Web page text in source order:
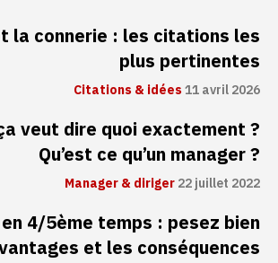
la connerie : les citations les
plus pertinentes
Citations & idées11 avril 2026
veut dire quoi exactement ?
Qu’est ce qu’un manager ?
Manager & diriger22 juillet 2022
4/5ème temps : pesez bien
et les conséquences